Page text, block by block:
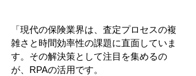
「現代の保険業界は、査定プロセスの複
雑さと時間効率性の課題に直面していま
す。その解決策として注目を集めるの
が、RPAの活用です。